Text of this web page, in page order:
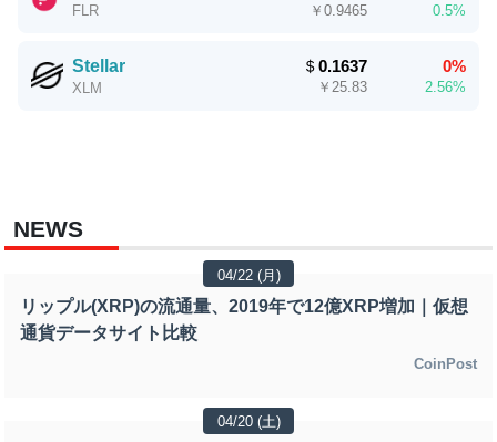
FLR ￥ 0.9465 0.5%
Stellar
XLM
＄0.1637
￥ 25.83
0%
2.56%
NEWS
04/22 (月)
リップル(XRP)の流通量、2019年で12億XRP増加｜仮想
通貨データサイト比較
CoinPost
04/20 (土)